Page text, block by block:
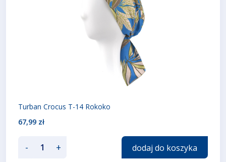
Turban Crocus T-14 Rokoko
67,99 zł
- + dodaj do koszyka